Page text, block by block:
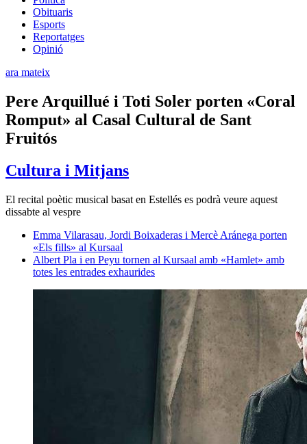
Obituaris
Esports
Reportatges
Opinió
ara mateix
Pere Arquillué i Toti Soler porten «Coral
Romput» al Casal Cultural de Sant
Fruitós
Cultura i Mitjans
El recital poètic musical basat en Estellés es podrà veure aquest
dissabte al vespre
Emma Vilarasau, Jordi Boixaderas i Mercè Aránega porten
«Els fills» al Kursaal
Albert Pla i en Peyu tornen al Kursaal amb «Hamlet» amb
totes les entrades exhaurides